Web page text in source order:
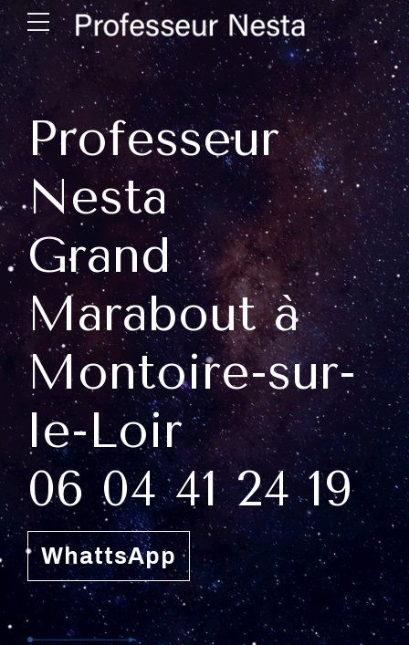
Professeur
Nesta
Grand
Marabout à
Montoire-sur-
le-Loir
06 04 41 24 19
WhattsApp